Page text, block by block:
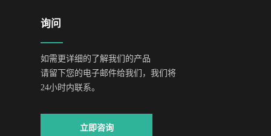
询问
如需更详细的了解我们的产品
请留下您的电子邮件给我们，我们将
24小时内联系。
立即咨询